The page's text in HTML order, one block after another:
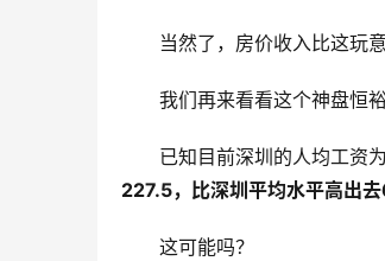
当然了，房价收入比这玩
我们再来看看这个神盘恒裕
已知目前深圳的人均工资
227.5，比深圳平均水平高出
这可能吗？